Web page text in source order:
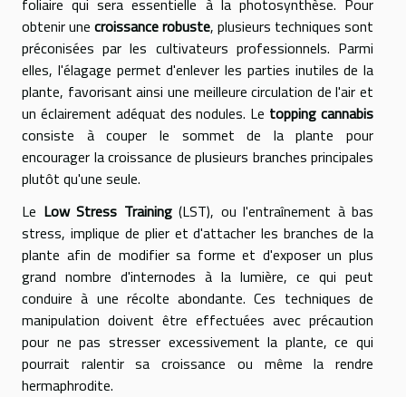
obtenir une croissance robuste, plusieurs techniques sont
préconisées par les cultivateurs professionnels. Parmi
elles, l'élagage permet d'enlever les parties inutiles de la
plante, favorisant ainsi une meilleure circulation de l'air et
un éclairement adéquat des nodules. Le topping cannabis
consiste à couper le sommet de la plante pour
encourager la croissance de plusieurs branches principales
plutôt qu'une seule.
Le Low Stress Training(LST), ou l'entraînement à bas
stress, implique de plier et d'attacher les branches de la
plante afin de modifier sa forme et d'exposer un plus
grand nombre d'internodes à la lumière, ce qui peut
conduire à une récolte abondante. Ces techniques de
manipulation doivent être effectuées avec précaution
pour ne pas stresser excessivement la plante, ce qui
pourrait ralentir sa croissance ou même la rendre
hermaphrodite.